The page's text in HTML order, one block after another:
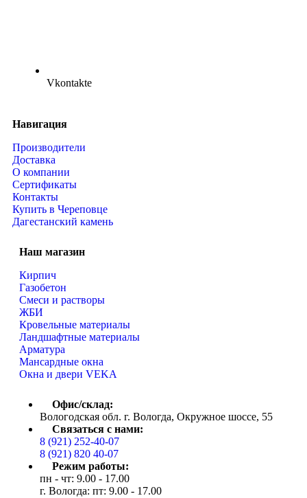
Vkontakte
Навигация
Производители
Доставка
О компании
Сертификаты
Контакты
Купить в Череповце
Дагестанский камень
Наш магазин
Кирпич
Газобетон
Cмеси и растворы
ЖБИ
Кровельные материалы
Ландшафтные материалы
Арматура
Мансардные окна
Окна и двери VEKA
Офис/склад:
Вологодская обл. г. Вологда, Окружное шоссе, 55
Связаться с нами:
8 (921) 252-40-07
8 (921) 820 40-07
Режим работы:
пн - чт: 9.00 - 17.00
г. Вологда: пт: 9.00 - 17.00